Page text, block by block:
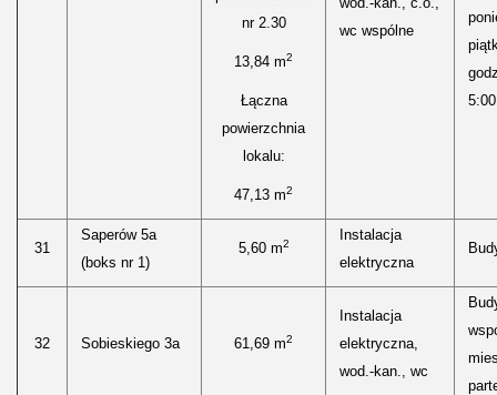
nr 2.30
13,84 m2
Łączna
powierzchnia
lokalu:
47,13 m2
wc wspólne
31
Saperów 5a
(boks nr 1)
5,60 m2
Instalacja
elektryczna
32 Sobieskiego 3a 61,69 m2
Instalacja
elektryczna,
wod.-kan., wc